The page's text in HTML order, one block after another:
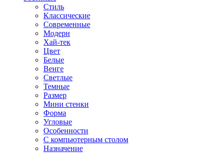
Стиль
Классические
Современные
Модерн
Хай-тек
Цвет
Белые
Венге
Светлые
Темные
Размер
Мини стенки
Форма
Угловые
Особенности
С компьютерным столом
Назначение